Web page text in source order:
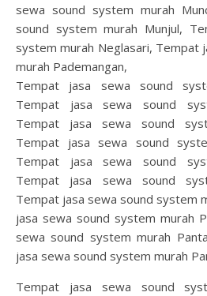
sewa sound system murah
sound system murah Munjul,
system murah Neglasari, Tempat
murah Pademangan,
Tempat jasa sewa sound
Tempat jasa sewa sound
Tempat jasa sewa sound
Tempat jasa sewa sound
Tempat jasa sewa sound
Tempat jasa sewa sound
Tempat jasa sewa sound system
jasa sewa sound system murah
sewa sound system murah
jasa sewa sound system murah
Tempat jasa sewa sound